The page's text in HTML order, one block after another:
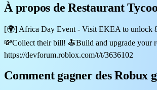
À propos de Restaurant
[🌍] Africa Day Event - Visit EKEA to unlock
💸Collect their bill! 🍝Build and upgrade your
https://devforum.roblox.com/t/t/3636102
Comment gagner des Robux